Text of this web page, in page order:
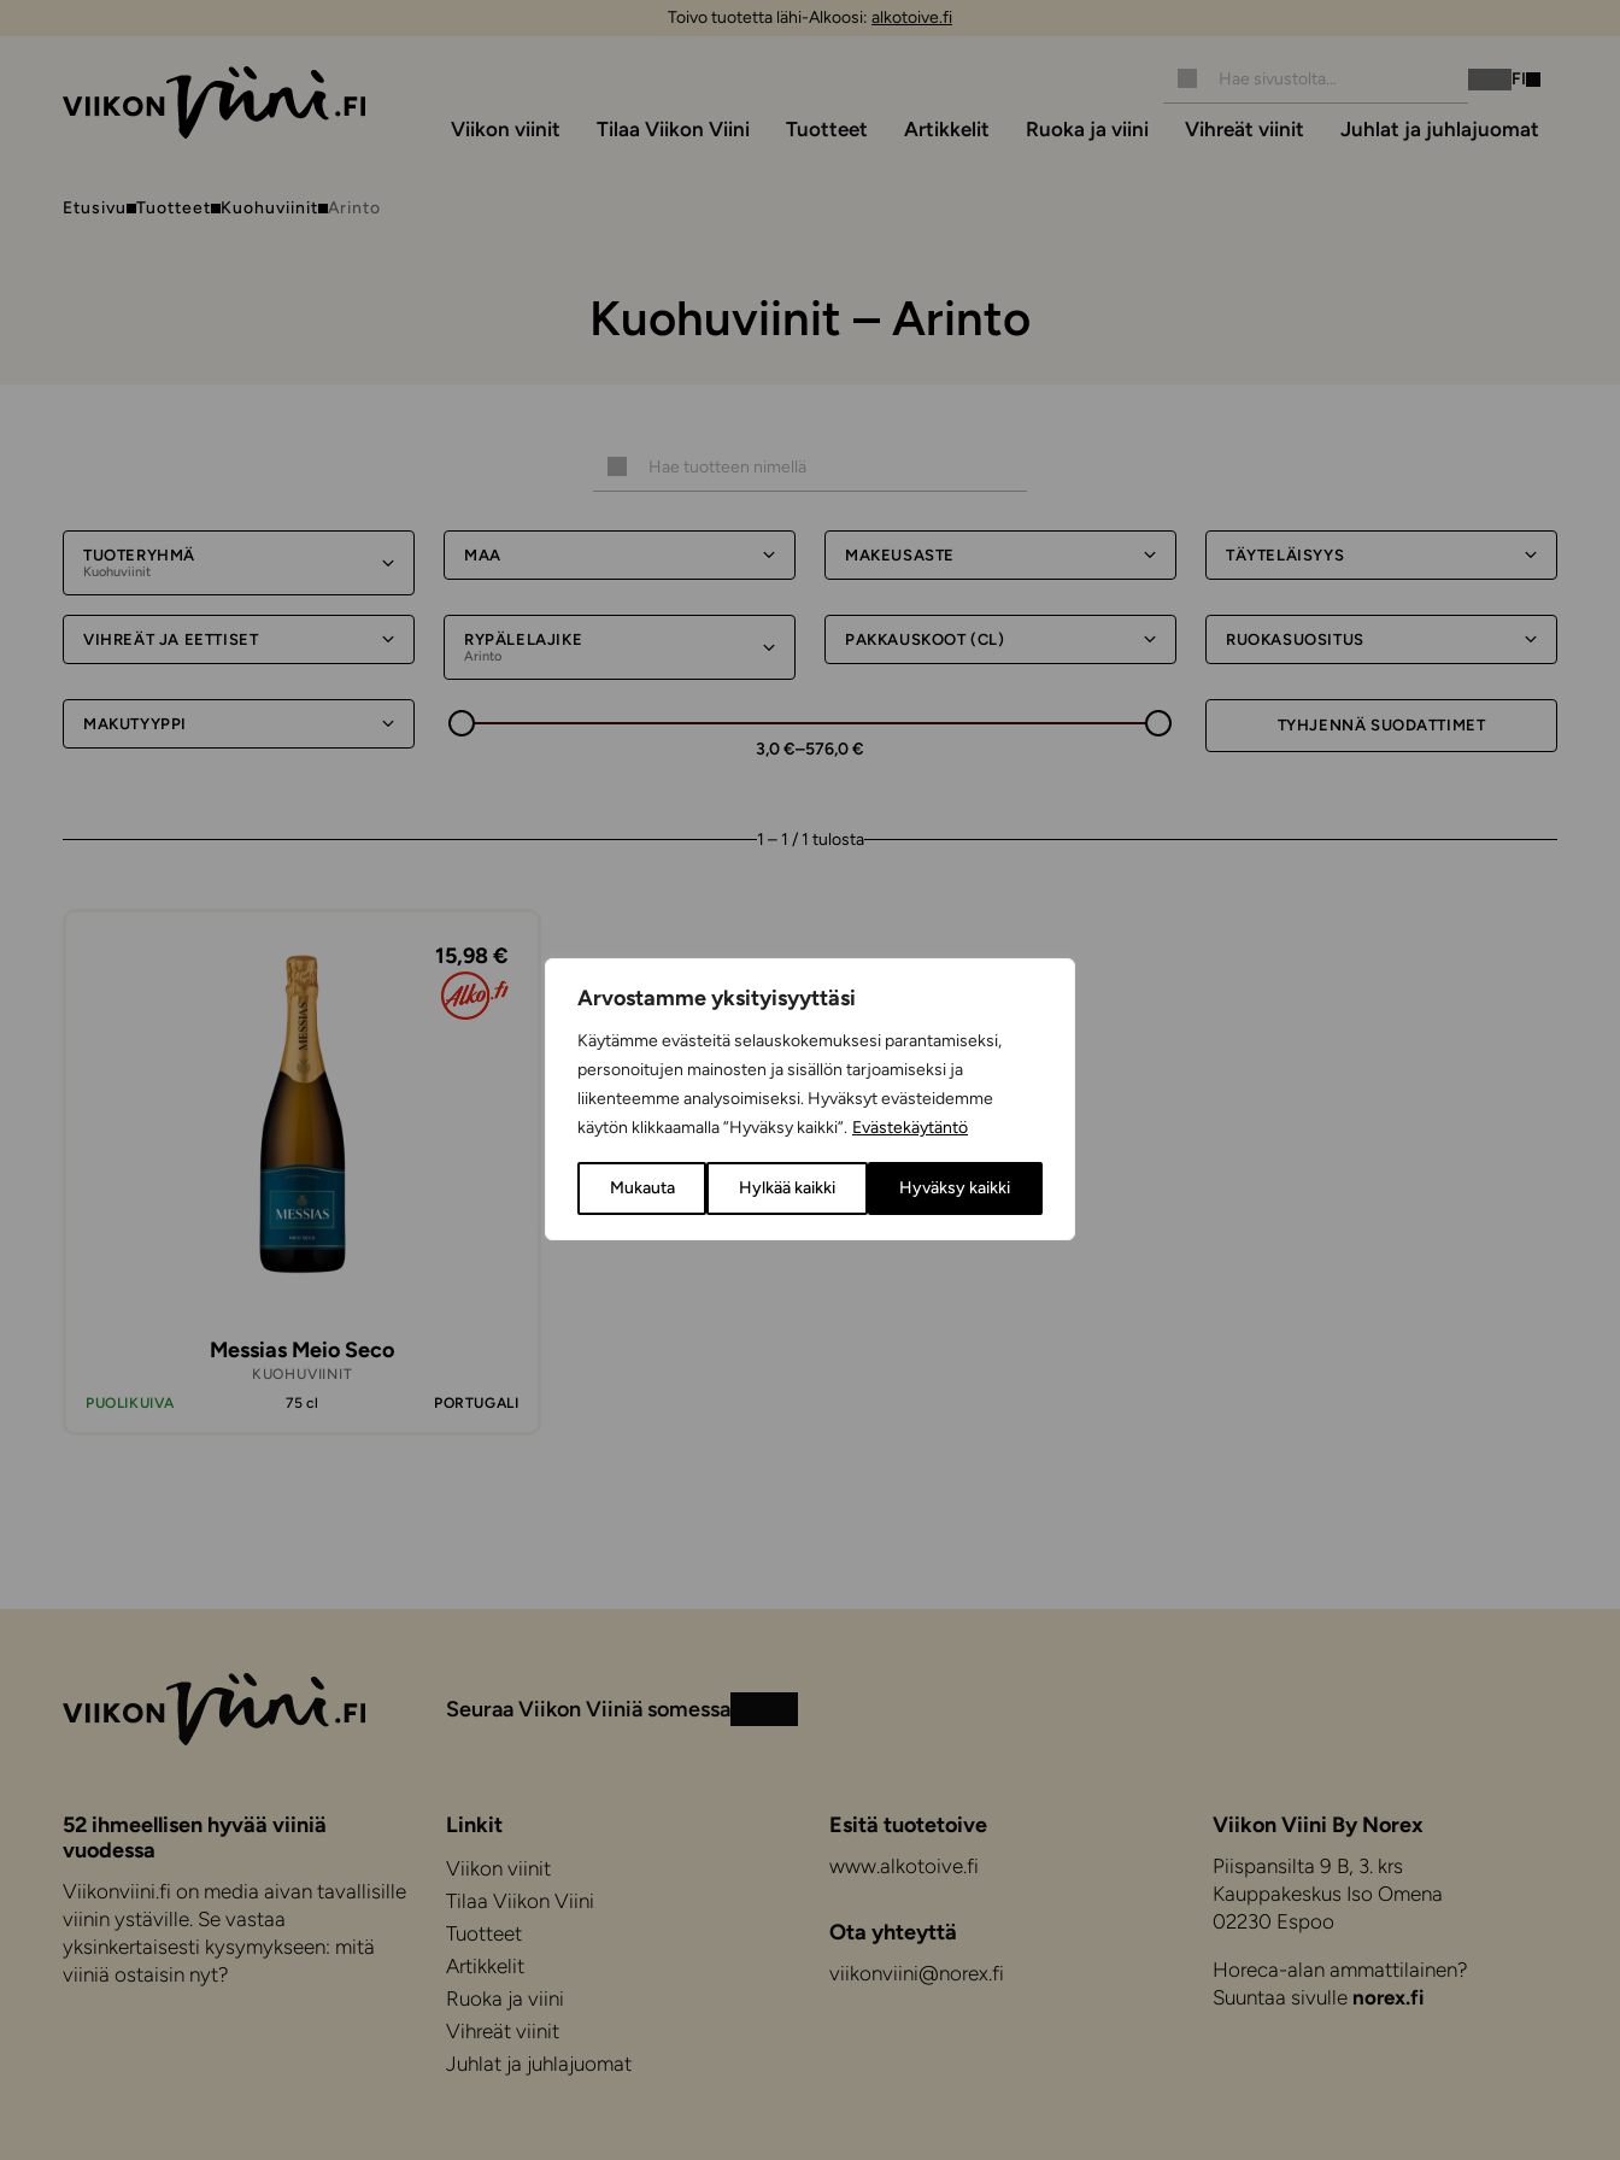
Arvostamme yksityisyyttäsi
Käytämme evästeitä selauskokemuksesi parantamiseksi,
personoitujen mainosten ja sisällön tarjoamiseksi ja
liikenteemme analysoimiseksi. Hyväksyt evästeidemme
käytön klikkaamalla ”Hyväksy kaikki”. Evästekäytäntö
Mukauta Hylkää kaikki Hyväksy kaikki
Toivo tuotetta lähi-Alkoosi: alkotoive.fi
Instagram
Facebook
FI
Viikon viinit Tilaa Viikon Viini Tuotteet Artikkelit Ruoka ja viini Vihreät viinit Juhlat ja juhlajuomat
Etusivu Tuotteet Kuohuviinit Arinto
Kuohuviinit – Arinto
TUOTERYHMÄ
Kuohuviinit
MAA MAKEUSASTE TÄYTELÄISYYS
VIHREÄT JA EETTISET RYPÄLELAJIKE
Arinto
PAKKAUSKOOT (CL) RUOKASUOSITUS
MAKUTYYPPI
3,0 €–576,0 €
TYHJENNÄ SUODATTIMET
1 – 1 / 1 tulosta
15,98 €
Messias Meio Seco
KUOHUVIINIT
PUOLIKUIVA
75 cl PORTUGALI
Seuraa Viikon Viiniä somessa InstagramFacebook
52 ihmeellisen hyvää viiniä
vuodessa
Viikonviini.fi on media aivan tavallisille
viinin ystäville. Se vastaa
yksinkertaisesti kysymykseen: mitä
viiniä ostaisin nyt?
Linkit
Viikon viinit
Tilaa Viikon Viini
Tuotteet
Artikkelit
Ruoka ja viini
Vihreät viinit
Juhlat ja juhlajuomat
Esitä tuotetoive
www.alkotoive.fi
Ota yhteyttä
viikonviini@norex.fi
Viikon Viini By Norex
Piispansilta 9 B, 3. krs
Kauppakeskus Iso Omena
02230 Espoo
Horeca-alan ammattilainen?
Suuntaa sivulle norex.fi